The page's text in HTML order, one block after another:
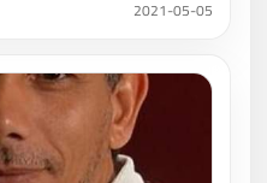
2021-05-05